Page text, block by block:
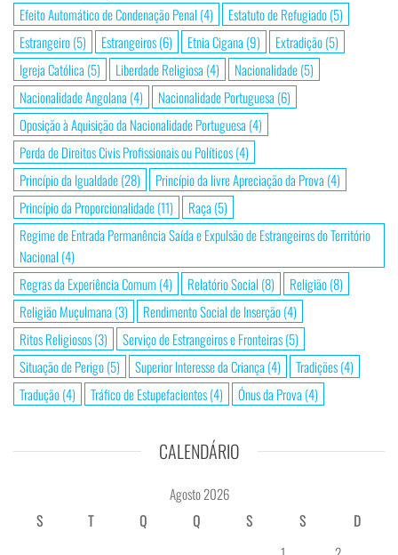
Efeito Automático de Condenação Penal (4) Estatuto de Refugiado(5)
Estrangeiro(5) Estrangeiros(6) Etnia Cigana (9) Extradição(5)
Igreja Católica (5) Liberdade Religiosa (4) Nacionalidade(5)
Nacionalidade Angolana (4) Nacionalidade Portuguesa (6)
Oposição à Aquisição da Nacionalidade Portuguesa (4)
Perda de Direitos Civis Profissionais ou Políticos(4)
Princípio da Igualdade(28) Princípio da livre Apreciação da Prova (4)
Princípio da Proporcionalidade(11) Raça (5)
Regime de Entrada Permanência Saída e Expulsão de Estrangeiros do Território
Nacional (4)
Regras da Experiência Comum (4) Relatório Social (8) Religião(8)
Religião Muçulmana (3) Rendimento Social de Inserção(4)
Ritos Religiosos(3) Serviço de Estrangeiros e Fronteiras(5)
Situação de Perigo(5) Superior Interesse da Criança (4) Tradições(4)
Tradução(4) Tráfico de Estupefacientes(4) Ónus da Prova (4)
CALENDÁRIO
Agosto 2026
S
T Q Q S S
D